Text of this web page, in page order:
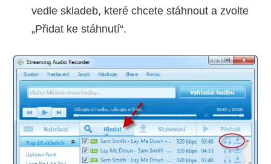
vedle skladeb, které chcete stáhnout a zvolte
„Přidat ke stáhnutí“.